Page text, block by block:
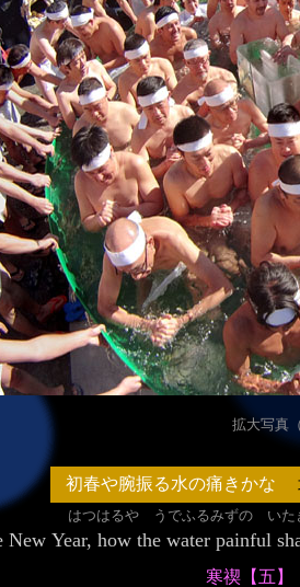
拡大写真
初春や腕振る水の痛きかな
はつはるや うでふるみずの いた
The New Year, how the
寒禊【五